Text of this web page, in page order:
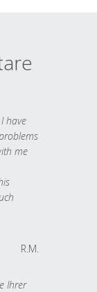
have
me
R.M.
Ihrer